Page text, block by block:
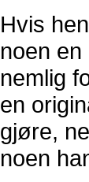
Hvis
noen
nemlig
en
gjøre,
noen